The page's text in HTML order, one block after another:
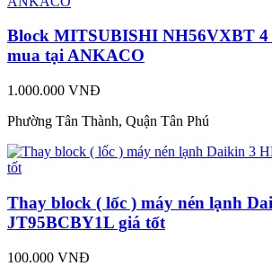
Block MITSUBISHI NH56VXBT 4
mua tại ANKACO
1.000.000 VNĐ
Phường Tân Thành, Quận Tân Phú
Thay block ( lốc ) máy nén lạnh
JT95BCBY1L giá tốt
100.000 VNĐ